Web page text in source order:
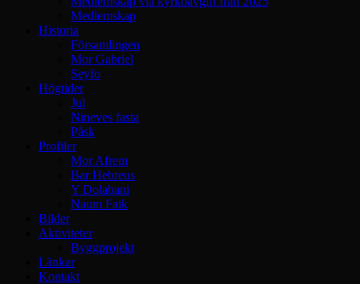
Medlemskap
Historia
Församlingen
Mor Gabriel
Seyfo
Högtider
Jul
Nineves fasta
Påsk
Profiler
Mor Afrem
Bar Hebreus
Y Dolabani
Naum Faik
Bilder
Aktiviteter
Byggprojekt
Länkar
Kontakt